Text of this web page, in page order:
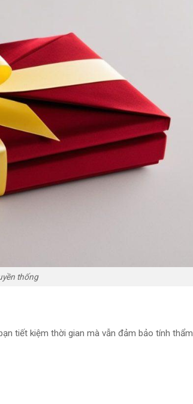
thống
tiết kiệm thời gian mà vẫn đảm bảo tính thẩm